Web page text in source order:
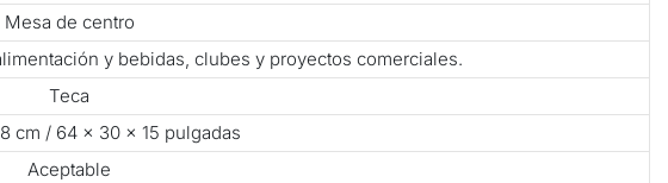
Mesa de centro
y bebidas, clubes y proyectos comerciales.
Teca
cm / 64 × 30 × 15 pulgadas
Aceptable